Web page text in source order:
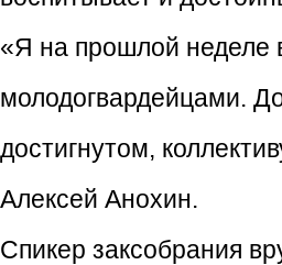
«Я на прошлой неделе
молодогвардейцами.
достигнутом,
Алексей Анохин.
Спикер заксобрания